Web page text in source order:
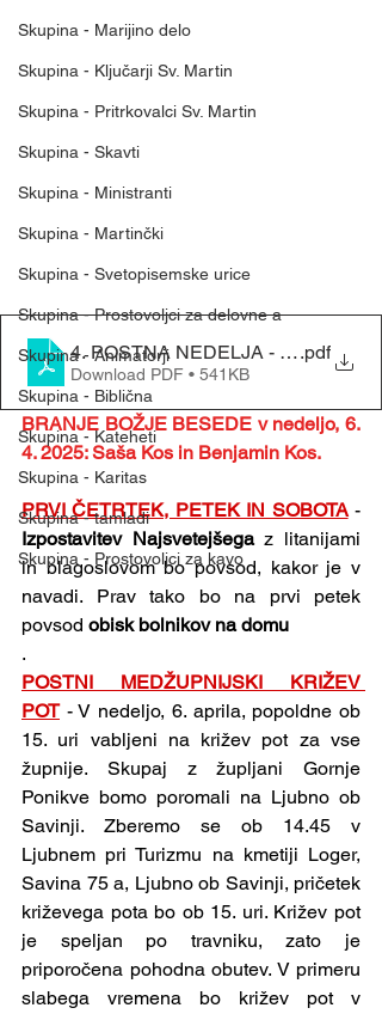
Skupina - Marijino delo
Skupina - Ključarji Sv. Martin
Skupina - Pritrkovalci Sv. Martin
Skupina - Skavti
Skupina - Ministranti
Skupina - Martinčki
Skupina - Svetopisemske urice
Skupina - Prostovoljci za delovne a
Skupina - Animatorji
Skupina - Biblična
Skupina - Kateheti
Skupina - Karitas
Skupina - tamladi
Skupina - Prostovoljci za kavo
4. POSTNA NEDELJA - (30. 3. 2025)
.pdf
Download PDF • 541KB
BRANJE BOŽJE BESEDE v nedeljo, 6.
4. 2025: Saša Kos in Benjamin Kos.
PRVI ČETRTEK, PETEK IN SOBOTA
Izpostavitev Najsvetejšega z litanijami
in blagoslovom bo povsod, kakor je v
navadi. Prav tako bo na prvi petek
povsod obisk bolnikov na domu
.
POSTNI MEDŽUPNIJSKI KRIŽEV
POT - V nedeljo, 6. aprila, popoldne ob
15. uri vabljeni na križev pot za vse
župnije. Skupaj z župljani Gornje
Ponikve bomo poromali na Ljubno ob
Savinji. Zberemo se ob 14.45 v
Ljubnem pri Turizmu na kmetiji Loger,
Savina 75 a, Ljubno ob Savinji, pričetek
križevega pota bo ob 15. uri. Križev pot
je speljan po travniku, zato je
priporočena pohodna obutev. V primeru
slabega vremena bo križev pot v